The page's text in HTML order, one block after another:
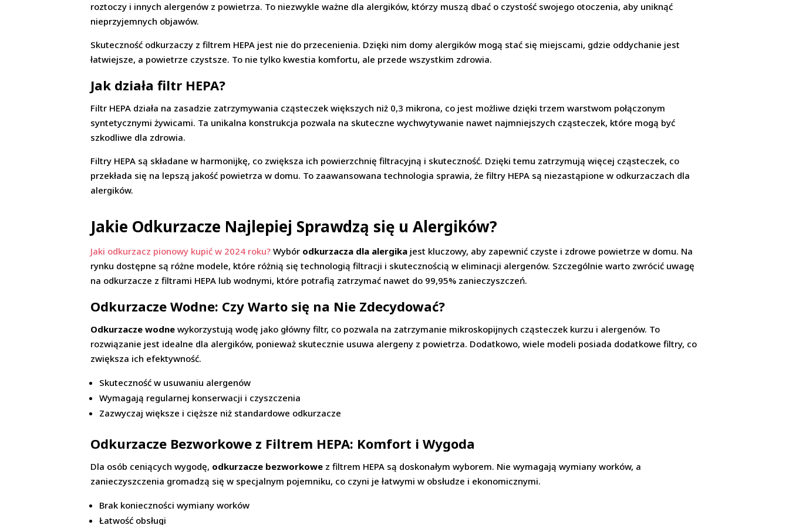
roztoczy i innych alergenów z powietrza. To niezwykle ważne dla alergików, którzy muszą dbać o czystość swojego otoczenia, aby uniknąć
nieprzyjemnych objawów.
Skuteczność odkurzaczy z filtrem HEPA jest nie do przecenienia. Dzięki nim domy alergików mogą stać się miejscami, gdzie oddychanie jest
łatwiejsze, a powietrze czystsze. To nie tylko kwestia komfortu, ale przede wszystkim zdrowia.
Jak działa filtr HEPA?
Filtr HEPA działa na zasadzie zatrzymywania cząsteczek większych niż 0,3 mikrona, co jest możliwe dzięki trzem warstwom połączonym
syntetycznymi żywicami. Ta unikalna konstrukcja pozwala na skuteczne wychwytywanie nawet najmniejszych cząsteczek, które mogą być
szkodliwe dla zdrowia.
Filtry HEPA są składane w harmonijkę, co zwiększa ich powierzchnię filtracyjną i skuteczność. Dzięki temu zatrzymują więcej cząsteczek, co
przekłada się na lepszą jakość powietrza w domu. To zaawansowana technologia sprawia, że filtry HEPA są niezastąpione w odkurzaczach dla
alergików.
Jakie Odkurzacze Najlepiej Sprawdzą się u Alergików?
Jaki odkurzacz pionowy kupić w 2024 roku?Wybór odkurzacza dla alergika jest kluczowy, aby zapewnić czyste i zdrowe powietrze w domu. Na
rynku dostępne są różne modele, które różnią się technologią filtracji i skutecznością w eliminacji alergenów. Szczególnie warto zwrócić uwagę
na odkurzacze z filtrami HEPA lub wodnymi, które potrafią zatrzymać nawet do 99,95% zanieczyszczeń.
Odkurzacze Wodne: Czy Warto się na Nie Zdecydować?
Odkurzacze wodne wykorzystują wodę jako główny filtr, co pozwala na zatrzymanie mikroskopijnych cząsteczek kurzu i alergenów. To
rozwiązanie jest idealne dla alergików, ponieważ skutecznie usuwa alergeny z powietrza. Dodatkowo, wiele modeli posiada dodatkowe filtry, co
zwiększa ich efektywność.
Skuteczność w usuwaniu alergenów
Wymagają regularnej konserwacji i czyszczenia
Zazwyczaj większe i cięższe niż standardowe odkurzacze
Odkurzacze Bezworkowe z Filtrem HEPA: Komfort i Wygoda
Dla osób ceniących wygodę, odkurzacze bezworkowe z filtrem HEPA są doskonałym wyborem. Nie wymagają wymiany worków, a
zanieczyszczenia gromadzą się w specjalnym pojemniku, co czyni je łatwymi w obsłudze i ekonomicznymi.
Brak konieczności wymiany worków
Łatwość obsługi